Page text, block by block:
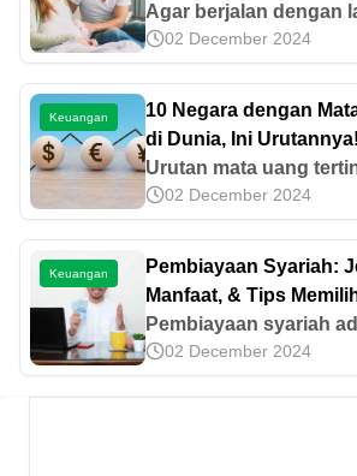
Agar berjalan dengan
persalinan perlu
baik bagi sang calon
tips dalam artikel ini!
02 December 2024
Keuangan
10 Negara dengan
di Dunia, Ini Urutannya!
Urutan mata uang
selalu berubah karena
tukar yang fluktuatif.
yang terkini? Cek
02 December 2024
Keuangan
Pembiayaan Syariah:
Manfaat, & Tips
Pembiayaan syariah
pendanaan yang
bebas dari riba. Simak
02 December 2024